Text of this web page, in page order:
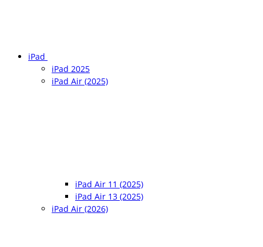
iPad
iPad 2025
iPad Air (2025)
iPad Air 11 (2025)
iPad Air 13 (2025)
iPad Air (2026)